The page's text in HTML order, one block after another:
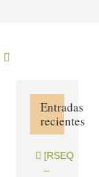
Entradas
recientes
[RSEQ
–